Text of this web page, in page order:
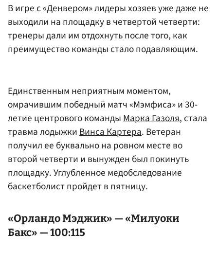
В игре с «Денвером» лидеры хозяев уже даже не
выходили на площадку в четвертой четверти:
тренеры дали им отдохнуть после того, как
преимущество команды стало подавляющим.
Единственным неприятным моментом,
омрачившим победный матч «Мэмфиса» и 30-
летие центрового командыМарка Газоля, стала
травма лодыжкиВинса Картера. Ветеран
получил ее буквально на ровном месте во
второй четверти и вынужден был покинуть
площадку. Углубленное медобследование
баскетболист пройдет в пятницу.
«Орландо Мэджик» — «Милуоки
Бакс» — 100:115